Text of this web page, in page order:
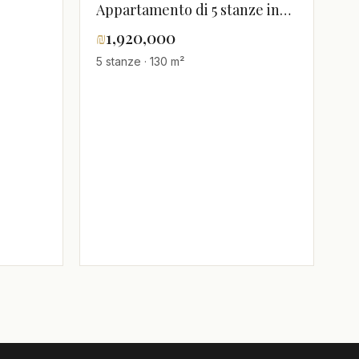
Appartamento di 5 stanze in
₪1,920,000
5 stanze · 130 m²